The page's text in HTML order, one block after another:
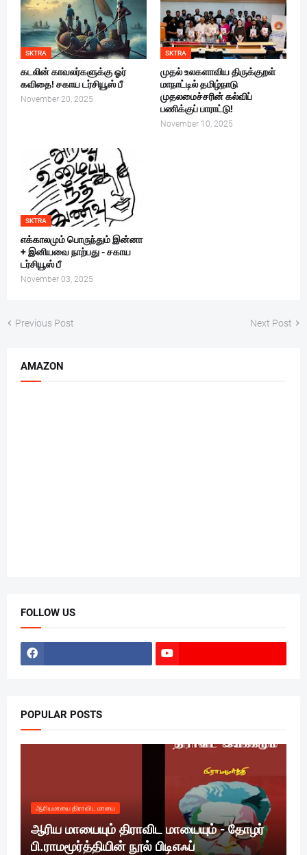
SKTRA
கடலின் காவலர்களுக்கு ஓர்
கவிதை! சகாய டர்சியூஸ் பீ
November 20, 2025
SKTRA
முதல் உலகளாவிய திருக்குறள்
மாநாட்டில் தமிழ்நாடு
முதலமைச்சரின் கல்விப்
பணிக்குப் பாராட்டு!
November 10, 2025
SKTRA
எக்காலமும் பொருந்தும் இன்னா
+ இனியவை நாற்பது - சகாய
டர்சியூஸ் பீ
November 03, 2025
Previous Post Next Post
AMAZON
FOLLOW US
POPULAR POSTS
ஆரியமாயை திராவிட மாயை
ஆரிய மாயையும் திராவிட மாயையும் - தோழர்
பி.ராமமூர்த்தியின் நூல் பிடிஎஃப்